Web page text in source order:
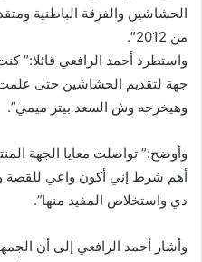
الحشاشين والفرقة الباطنية
من 2012″.
واستطرد أحمد الرافعي قائلا:”
جهة لتقديم الحشاشين حتى علمت
وهيخرجه وش السعد بيتر ميمي”.
وأوضح:” تواصلت معايا الجهة
أهم شرط إني أكون واعي للقصة
دي واستخلاص المفيد منها”.
وأشار أحمد الرافعي إلى أن